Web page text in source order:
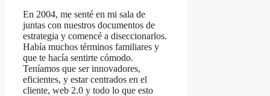
En 2004, me senté en mi sala de
juntas con nuestros documentos de
estrategia y comencé a diseccionarlos.
Había muchos términos familiares y
que te hacía sentirte cómodo.
Teníamos que ser innovadores,
eficientes, y estar centrados en el
cliente, web 2.0 y todo lo que esto